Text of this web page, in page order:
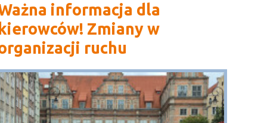
informacja dla
kierowców! Zmiany w
ruchu